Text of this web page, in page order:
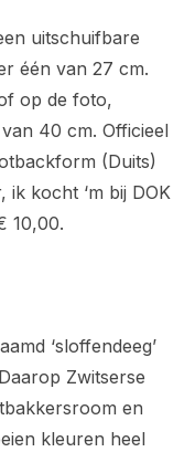
uitschuifbare
één van 27 cm.
op de foto,
40 cm. Officieel
(Duits)
ik kocht ‘m bij DOK
10,00.
‘sloffendeeg’
Zwitserse
en
kleuren heel